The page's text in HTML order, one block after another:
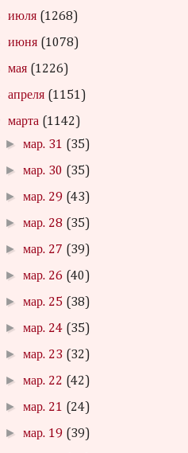
июля (1268)
июня (1078)
мая (1226)
апреля (1151)
марта (1142)
►мар. 31 (35)
►мар. 30 (35)
►мар. 29 (43)
►мар. 28 (35)
►мар. 27 (39)
►мар. 26 (40)
►мар. 25 (38)
►мар. 24 (35)
►мар. 23 (32)
►мар. 22 (42)
►мар. 21 (24)
►мар. 19 (39)